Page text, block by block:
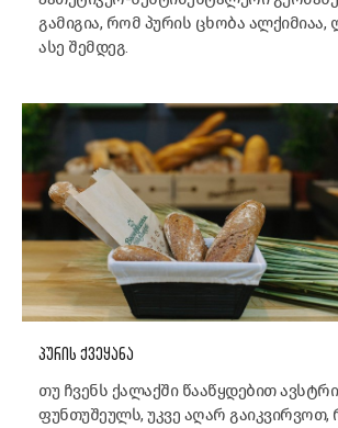
გამიგია, რომ პურის ცხობა
ასე შემდეგ.
ᲞᲣᲠᲘᲡ ᲥᲕᲔᲧᲐᲜᲐ
თუ ჩვენს ქალაქში წააწყდებით
ფუნთუშეულს, უკვე აღარ გაიკვირვოთ,